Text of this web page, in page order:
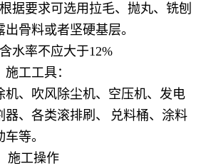
据要求可选用拉毛、抛丸、铣刨
骨料或者坚硬基层。
水率不应大于12%
工工具：
、吹风除尘机、空压机、发电
、各类滚排刷、
兑料桶、涂料
等。
施工操作